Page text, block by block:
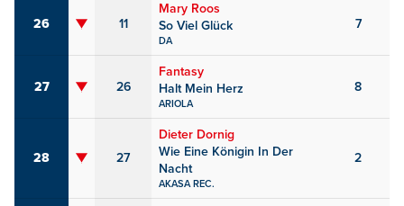
26 11
Mary Roos
So Viel Glück
DA
7
27 26
Fantasy
Halt Mein Herz
ARIOLA
8
28 27
Dieter Dornig
Wie Eine Königin In Der
Nacht
AKASA REC.
2